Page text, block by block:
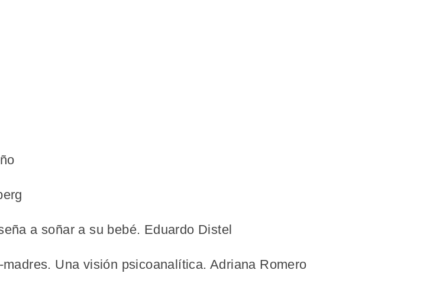
a soñar a su bebé. Eduardo Distel
Una visión psicoanalítica. Adriana Romero